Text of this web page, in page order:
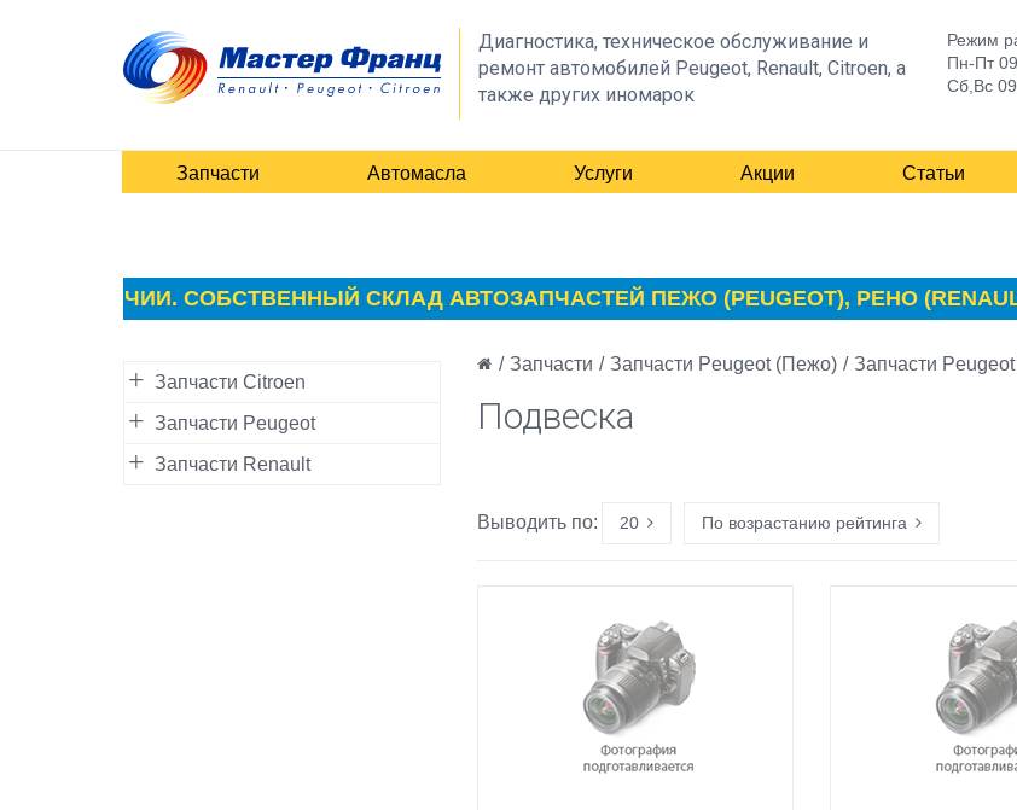
Диагностика, техническое обслуживание и
ремонт автомобилей Peugeot, Renault, Citroen, а
также других иномарок
Режим
Пн-Пт
Сб,Вс
Запчасти Автомасла Услуги Акции Статьи
НАЛИЧИИ. СОБСТВЕННЫЙ СКЛАД АВТОЗАПЧАСТЕЙ ПЕЖО (PEUGEOT), РЕНО (RENAULT),
/ Запчасти / Запчасти Peugeot (Пежо) / Запчасти
Подвеска
Выводить по: 20 По возрастанию рейтинга
Запчасти Citroen
Запчасти Peugeot
Запчасти Renault